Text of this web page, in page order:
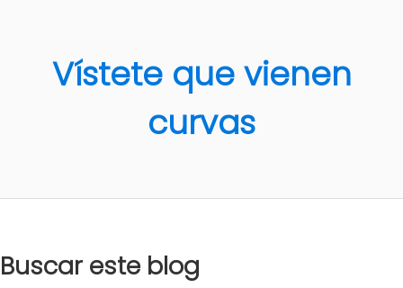
Vístete que vienen
curvas
Buscar este blog